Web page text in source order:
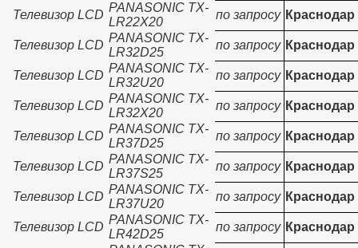
Телевизор LCD
PANASONIC TX-
LR22X20
по запросу Краснодар
Телевизор LCD
PANASONIC TX-
LR32D25
по запросу Краснодар
Телевизор LCD
PANASONIC TX-
LR32U20
по запросу Краснодар
Телевизор LCD
PANASONIC TX-
LR32X20
по запросу Краснодар
Телевизор LCD
PANASONIC TX-
LR37D25
по запросу Краснодар
Телевизор LCD
PANASONIC TX-
LR37S25
по запросу Краснодар
Телевизор LCD
PANASONIC TX-
LR37U20
по запросу Краснодар
Телевизор LCD
PANASONIC TX-
LR42D25
по запросу Краснодар